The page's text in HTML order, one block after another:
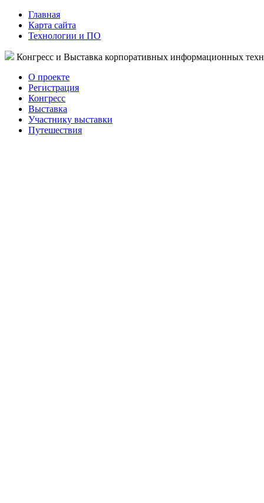
Главная
Карта сайта
Технологии и ПО
Конгресс и Выставка корпоративных информационных
О проекте
Регистрация
Конгресс
Выставка
Участнику выставки
Путешествия